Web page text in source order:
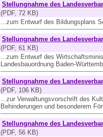
Stellungnahme des
(PDF, 72 KB)
...zum Entwurf des Bildungsplans
Stellungnahme des
(PDF, 61 KB)
...zum Entwurf des
Landesbauordnung Baden-
Stellungnahme des
(PDF, 106 KB)
...zur Verwaltungsvorschrift des
Behinderungen und besonderem
Stellungnahme des
(PDF, 56 KB)